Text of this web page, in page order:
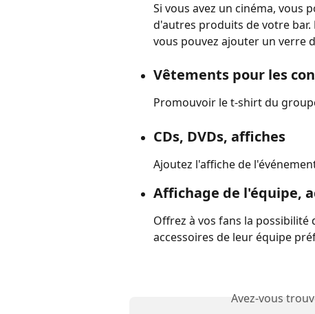
Si vous avez un cinéma, vous
d'autres produits de votre
vous pouvez ajouter un verre
Vêtements pour les
Promouvoir le t-shirt du
CDs, DVDs, affiches
Ajoutez l'affiche de
Affichage de l'équipe,
Offrez à vos fans la
accessoires de leur équipe
Avez-vous